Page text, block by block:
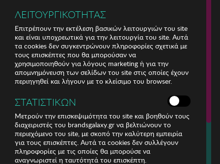
Για τηλεφωνικές παραγγελίες καλέστε
211 18 94 400
(Δευτέρα έως Παρασκευή 9:30 - 14:30 & 24ώρες Φωνητική Πύλη)
ΛΕΙΤΟΥΡΓΙΚΟΤΗΤΑΣ
Επιτρέπουν την εκτέλεση βασικών λειτουργιών του site
και είναι υποχρεωτικά για την λειτουργία του site. Αυτά
τα cookies δεν συγκεντρώνουν πληροφορίες σχετικά με
τους επισκέπτες που θα μπορούσαν να
χρησιμοποιηθούν για λόγους marketing ή για την
απομνημόνευση των σελίδων του site στις οποίες έχουν
περιηγηθεί και λήγουν με το κλείσιμο του browser.
ΣΤΑΤΙΣΤΙΚΩΝ
Μετρούν την επισκεψιμότητα του site και βοηθούν τους
διαχειριστές του brandsgalaxy.gr να βελτιώνουν το
περιεχόμενο του site, με σκοπό την καλύτερη εμπειρία
για τους επισκέπτες. Αυτά τα cookies δεν συλλέγουν
πληροφορίες με τις οποίες θα μπορούσε να
αναγνωριστεί η ταυτότητά του επισκέπτη.